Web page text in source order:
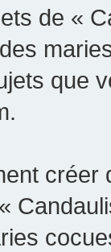
de «
que